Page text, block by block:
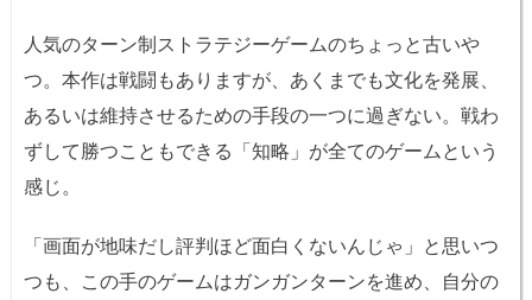
人気のターン制ストラテジーゲームのちょっと古いや
つ。本作は戦闘もありますが、あくまでも文化を発展、
あるいは維持させるための手段の一つに過ぎない。戦わ
ずして勝つこともできる「知略」が全てのゲームという
感じ。
「画面が地味だし評判ほど面白くないんじゃ」と思いつ
つも、この手のゲームはガンガンターンを進め、自分の